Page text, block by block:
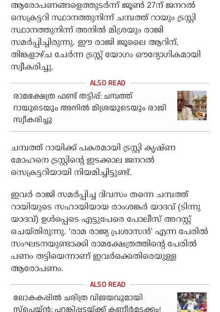
ആരോപണങ്ങളെത്തുടര്‍ന്ന് ജൂണ്‍ 27ന് ജനറല്‍
സെക്രട്ടറി സ്ഥാനത്തുനിന്ന് ചമ്പത്ത് റായും ട്രസ്റ്റി
സ്ഥാനത്തുനിന്ന് അനില്‍ മിശ്രയും രാജി
സമര്‍പ്പിച്ചിരുന്നു. ഈ രാജി ജൂലൈ ആറിന്,
തിങ്കളാഴ്ച ചേര്‍ന്ന ട്രസ്റ്റ് യോഗം ഔദ്യോഗികമായി
സ്വീകരിച്ചു.
രാമക്ഷേത്ര ഫണ്ട് തട്ടിപ്പ്: ചമ്പത്ത്
റായുടെയും അനില്‍ മിശ്രയുടെയും രാജി
സ്വീകരിച്ചു
ചമ്പത്ത് റായിക്ക് പകരമായി ട്രസ്റ്റി കൃഷ്ണ
മോഹനെ ട്രസ്റ്റിന്റെ ഇടക്കാല ജനറല്‍
സെക്രട്ടറിയായി നിയമിച്ചിട്ടുണ്ട്.
ഇവര്‍ രാജി സമര്‍പ്പിച്ച ദിവസം തന്നെ ചമ്പത്ത്
റായിയുടെ സഹായിയായ രാംശങ്കര്‍ യാദവ് (ടിന്നു
യാദവ്) ഉള്‍പ്പെടെ എട്ടുപേരെ പോലീസ് അറസ്റ്റ്
ചെയ്തിരുന്നു. ‘രാമ രാജ്യ പ്രശാസന്‍’ എന്ന പേരില്‍
സംഘടനയുണ്ടാക്കി രാമക്ഷേത്രത്തിന്റെ പേരില്‍
പണം തട്ടിയെന്നാണ് ഇവര്‍ക്കെതിരെയുള്ള
ആരോപണം.
ലോകകപ്പില്‍ ചരിത്ര വിജയവുമായി